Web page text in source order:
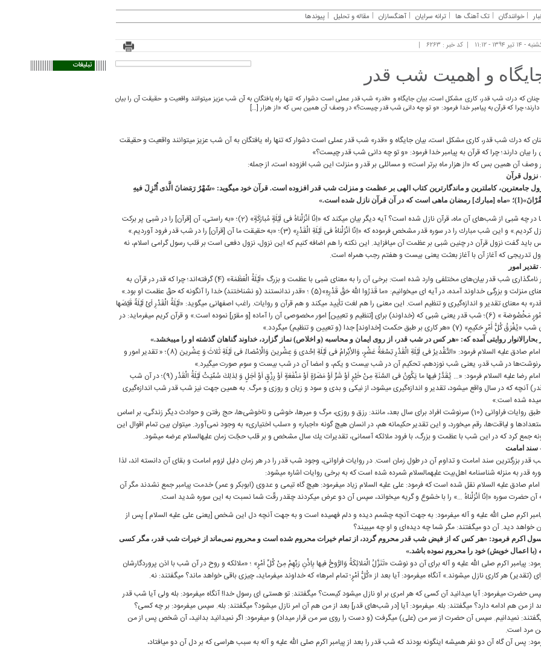
خوانندگان تک آهنگ ها ترانه سرایان آهنگسازان مقاله و تحلیل پیوندها
۱۴ تیر ۱۳۹۴ - ۱۱:۱۲ کد خبر : ۶۲۶۳
و اهمیت شب قدر
چنان ‏كه درك شب قدر، كاری مشكل است، بیان جایگاه و «قدر» شب قدر عملی است دشوار كه تنها راه ‏یافتگان به آن شب عزیز می‏توانند واقعیت و حقیقت آن را بیان
دارند؛ چرا كه قرآن به پیامبر خدا فرمود: «و تو چه دانی شب قدر چیست؟» در وصف آن همین بس كه «از هزار […]
‏كه درك شب قدر، كاری مشكل است، بیان جایگاه و «قدر» شب قدر عملی است دشوار كه تنها راه ‏یافتگان به آن شب عزیز می‏توانند واقعیت و حقیقت
را بیان دارند؛ چرا كه قرآن به پیامبر خدا فرمود: «و تو چه دانی شب قدر چیست؟»
وصف آن همین بس كه «از هزار ماه برتر است» و مسائلی بر قدر و منزلت این شب افزوده است، از جمله:
جامع‏ترین، كامل‏ترین و ماندگارترین كتاب الهی بر عظمت و منزلت شب قدر افزوده است. قرآن خود می‏گوید: «شَهْرُ رَمَضانَ الَّذی اُنْزِلَ فیهِ
«ماه [مبارك] رمضان ماهی است كه در آن قرآن نازل شده است.»
اما در چه شبی از شب‌های آن ماه، قرآن نازل شده است؟ آیه دیگر بیان می‏كند كه «اِنّا اَنْزَلْناهُ فی لَیْلَةٍ مُبارَكَةٍ» (2)؛ «به راستی، آن [قرآن] را در شبی پر بركت
نازل كردیم.» و این شب مبارك را در سوره قدر مشخص فرموده كه «اِنّا اَنْزَلْناهُ فی لَیْلَةِ الْقَدْرِ» (3)؛ «به حقیقت ما آن [قرآن] را در شب قدر فرود آوردیم.»
باید گفت نزول قرآن در چنین شبی بر عظمت آن می‏افزاید. این نكته را هم اضافه كنیم كه این نزول، نزول دفعی است بر قلب رسول گرامی اسلام، نه
تدریجی كه آغاز آن با آغاز بعثت یعنی بیست و هفتم رجب همراه است.
در نام‏گذاری شب قدر بیان‌های مختلفی وارد شده است: برخی آن را به معنای شبی با عظمت و بزرگ «لَیْلَةُ الْعَظَمَة» (4) گرفته‌‏اند؛ چرا كه قدر در قرآن به
منزلت و بزرگی خداوند آمده، در آیه‏ ای می‏خوانیم: «ما قَدَرُوا اللهَ حَقَّ قَدْرِهِ»(5) ؛ «قدر ندانستند (و نشناختند) خدا را آنگونه كه حقّ عظمت او بود.»
به معنای تقدیر و اندازه‌‏گیری و تنظیم است. این معنی را هم لغت تأیید می‏كند و هم قرآن و روایات. راغب اصفهانی می‏گوید: «لَیْلَةُ الْقَدْرِ اَیْ لَیْلَةٌ قَیَّضَها
لِأُمُورٍ مَخْصُوصَة » (6)؛ شب قدر یعنی شبی كه (خداوند) برای [تنظیم و تعیین] امور مخصوصی آن را آماده [و مقرّر] نموده است.» و قرآن كریم می‏فرماید: در
كُلُّ أَمْرٍ حَكیمٍ» (7) «هر كاری بر طبق حكمت [خداوند] جدا (و تعیین و تنظیم) می‏گردد.»
بحارالانوار روایتی آمده كه: «هر كس در شب‏ قدر، از روی ایمان و محاسبه (و اخلاص) نماز گزارد، خداوند گناهان گذشته او را می‏بخشد.»
و امام صادق علیه‏ السلام فرمود: «التَّقْدیرُ فی لَیْلَةِ الْقَدْرِ تِسْعَةُ عَشْرٍ، وَالاِْبْرامُ فی لَیْلَةِ اِحْدی وَ عِشْرینَ وَالْاِمْضاءُ فی لَیْلَةِ ثَلاثَ وَ عِشْرینَ (8)؛ « تقدیر امور و
در شب قدر، یعنی شب نوزدهم، تحكیم آن در شب بیست و یكم، و امضا ‏آن در شب بیست و سوم صورت می‏گیرد.»
و امام رضا علیه ‏السلام فرمود: «… یُقَدَّرُ فیها ما یَكُونُ فی السَّنَةِ مِنْ خَیْرٍ اَوْ شَرٍّ اَوْ مَضَرَّةٍ اَوْ مَنْفَعَةٍ اَوْ رِزْقٍ اَوْ اَجَلٍ وَ لِذلِكَ سُمِّیَتْ لَیْلَةُ الْقَدْر (9)؛ در آن شب
آنچه كه در سال واقع می‏شود، تقدیر و اندازه‌‏گیری می‏شود، از نیكی و بدی و سود و زیان و روزی و مرگ. به همین جهت نیز شب قدر شب اندازه‌گیری
شده است.»
و طبق روایات فراوانی (10) سرنوشت افراد برای سال بعد، مانند: رزق و روزی، مرگ و میرها، خوشی و ناخوشی‌ها، حج رفتن و حوادث دیگر زندگی، بر اساس
و لیاقت‌ها، رقم می‏خورد، و این تقدیر حكیمانه هم، در انسان هیچ گونه «اجبار» و «سلب اختیاری» به وجود نمی‌‏آورد. می‏توان بین تمام اقوال این
جمع كرد كه در این شب با عظمت و بزرگ، با فرود ملائكه آسمانی، تقدیرات یك سال مشخص و بر قلب حجّت زمان علیه‏السلام عرضه می‏شود.
قدر بزرگ‏ترین سند امامت و تداوم آن در طول زمان است. در روایات فراوانی، وجود شب قدر را در هر زمان دلیل لزوم امامت و بقای آن دانسته ‏اند، لذا
قدر به منزله شناسنامه اهل‌بیت علیهم‏السلام شمرده شده است كه به برخی روایات اشاره می‏شود:
امام صادق علیه ‏السلام نقل شده است كه فرمود: علی علیه‏ السلام زیاد می‏فرمود: هیچ‏ گاه تیمی و عدوی (ابوبكر و عمر) خدمت پیامبر جمع نشدند مگر آن
آن حضرت سوره «اِنّا اَنْزَلْناهُ …» را با خشوع و گریه می‏خواند، سپس آن دو عرض می‏كردند چقدر رقّت شما نسبت به این سوره شدید است.
اكرم صلی ‏الله ‏علیه ‏و ‏آله می‏فرمود: به جهت آنچه چشمم دیده و دلم فهمیده است و به جهت آنچه دل این شخص [یعنی علی علیه‏ السلام ] پس از
خواهد دید. آن دو می‏گفتند: مگر شما چه دیده‌‏ای و او چه می‏بیند؟
اكرم فرمود: «هر كس كه از فیض شب قدر محروم گردد، از تمام خیرات محروم شده است و محروم نمی‌‌ماند از خیرات شب قدر، مگر كسی
(با اعمال خویش) خود را محروم نموده باشد.»
پیامبر اكرم صلی ‏الله‏ علیه ‏و ‏آله برای آن دو نوشت «تَنَزَّلُ الْمَلائِكَةُ وَالرُّوحُ فیها بِاِذْنِ رَبِّهِمْ مِنْ كُلِّ اَمْرٍ» ؛ «ملائكه و روح در آن شب با اذن پروردگارشان
(تقدیر) هر كاری نازل می‏شوند.» آن‏گاه می‏فرمود: آیا بعد از «كُلُّ اَمْرٍ؛ تمام امرها» كه خداوند می‏فرماید، چیزی باقی خواهد ماند؟ می‏گفتند: نه.
حضرت می‏فرمود: آیا می‏دانید آن كسی كه هر امری بر او نازل می‏شود كیست؟ می‏گفتند: تو هستی ای رسول خدا! آن‏گاه می‏فرمود: بله ولی آیا شب قدر
از من هم ادامه دارد؟ می‏گفتند: بله. می‏فرمود: آیا [در شب‌های قدر] بعد از من هم آن امر نازل می‏شود؟ می‏گفتند: بله. سپس می‏فرمود: بر چه كسی؟
نمی‏دانیم. سپس آن حضرت از سر من (علی) می‏گرفت (و دست را روی سر من قرار می‏داد) و می‏فرمود: اگر نمی‏دانید بدانید، آن شخص پس از من
مرد است.
پس آن گاه آن دو نفر همیشه این‏گونه بودند كه شب قدر را بعد از پیامبر اكرم صلی ‏الله‏ علیه ‏و ‏آله به سبب هراسی كه بر دل آن دو می‏افتاد،
تبلیغات